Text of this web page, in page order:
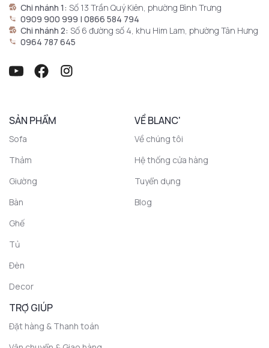
Chi nhánh 1: Số 13 Trần Quý Kiên, phường Bình Trưng
0909 900 999 | 0866 584 794
Chi nhánh 2: Số 6 đường số 4, khu Him Lam, phường Tân Hưng
0964 787 645
SẢN PHẨM
Sofa
Thảm
Giường
Bàn
Ghế
Tủ
Đèn
Decor
VỀ BLANC'
Về chúng tôi
Hệ thống cửa hàng
Tuyển dụng
Blog
TRỢ GIÚP
Đặt hàng & Thanh toán